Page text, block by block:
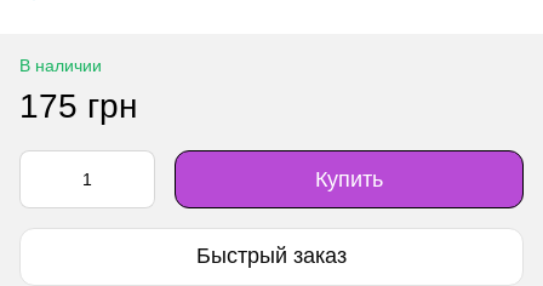
В наличии
175 грн
Купить
Быстрый заказ